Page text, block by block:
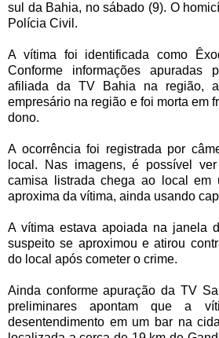
sul da Bahia, no sábado (9). O
Polícia Civil.
A vítima foi identificada como
Conforme informações apuradas
afiliada da TV Bahia na região,
empresário na região e foi morta em
dono.
A ocorrência foi registrada por
local. Nas imagens, é possível
camisa listrada chega ao local em
aproxima da vítima, ainda usando
A vítima estava apoiada na janela
suspeito se aproximou e atirou
do local após cometer o crime.
Ainda conforme apuração da TV
preliminares apontam que a
desentendimento em um bar na